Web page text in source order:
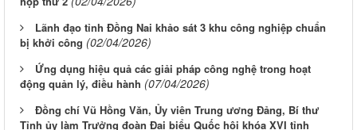
Lãnh đạo tỉnh Đồng Nai khảo sát 3 khu công nghiệp chuẩn
bị khởi công (02/04/2026)
Ứng dụng hiệu quả các giải pháp công nghệ trong hoạt
động quản lý, điều hành (07/04/2026)
Đồng chí Vũ Hồng Văn, Ủy viên Trung ương Đảng, Bí thư
Tỉnh ủy làm Trưởng đoàn Đại biểu Quốc hội khóa XVI tỉnh